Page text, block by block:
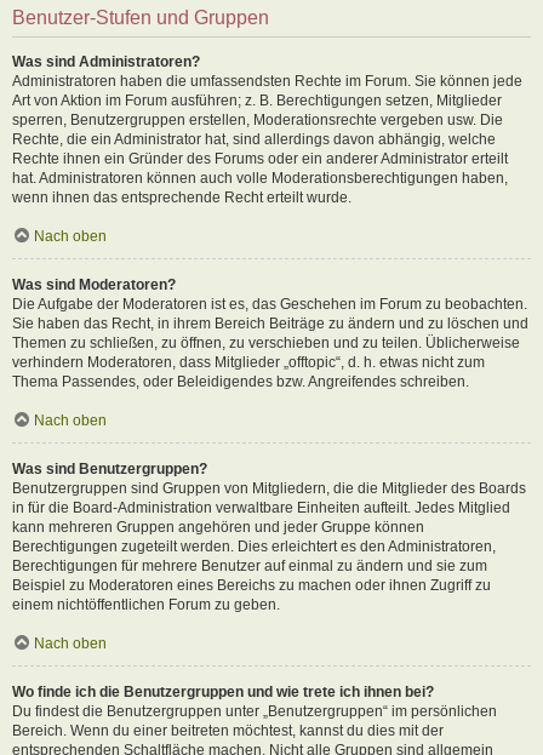
Benutzer-Stufen und Gruppen
Was sind Administratoren?
Administratoren haben die umfassendsten Rechte im Forum. Sie können jede
Art von Aktion im Forum ausführen; z. B. Berechtigungen setzen, Mitglieder
sperren, Benutzergruppen erstellen, Moderationsrechte vergeben usw. Die
Rechte, die ein Administrator hat, sind allerdings davon abhängig, welche
Rechte ihnen ein Gründer des Forums oder ein anderer Administrator erteilt
hat. Administratoren können auch volle Moderationsberechtigungen haben,
wenn ihnen das entsprechende Recht erteilt wurde.
Nach oben
Was sind Moderatoren?
Die Aufgabe der Moderatoren ist es, das Geschehen im Forum zu beobachten.
Sie haben das Recht, in ihrem Bereich Beiträge zu ändern und zu löschen und
Themen zu schließen, zu öffnen, zu verschieben und zu teilen. Üblicherweise
verhindern Moderatoren, dass Mitglieder „offtopic“, d. h. etwas nicht zum
Thema Passendes, oder Beleidigendes bzw. Angreifendes schreiben.
Nach oben
Was sind Benutzergruppen?
Benutzergruppen sind Gruppen von Mitgliedern, die die Mitglieder des Boards
in für die Board-Administration verwaltbare Einheiten aufteilt. Jedes Mitglied
kann mehreren Gruppen angehören und jeder Gruppe können
Berechtigungen zugeteilt werden. Dies erleichtert es den Administratoren,
Berechtigungen für mehrere Benutzer auf einmal zu ändern und sie zum
Beispiel zu Moderatoren eines Bereichs zu machen oder ihnen Zugriff zu
einem nichtöffentlichen Forum zu geben.
Nach oben
Wo finde ich die Benutzergruppen und wie trete ich ihnen bei?
Du findest die Benutzergruppen unter „Benutzergruppen“ im persönlichen
Bereich. Wenn du einer beitreten möchtest, kannst du dies mit der
entsprechenden Schaltfläche machen. Nicht alle Gruppen sind allgemein